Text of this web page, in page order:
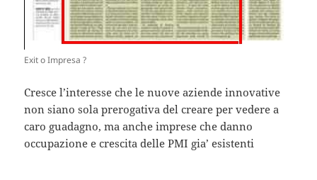
Exit o Impresa ?
Cresce l’interesse che le nuove aziende innovative
non siano sola prerogativa del creare per vedere a
caro guadagno, ma anche imprese che danno
occupazione e crescita delle PMI gia’ esistenti